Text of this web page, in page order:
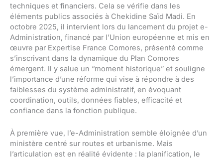
techniques et financiers. Cela se vérifie dans les
éléments publics associés à Chekidine Saïd Madi. En
octobre 2025, il intervient lors du lancement du projet e-
Administration, financé par l’Union européenne et mis en
œuvre par Expertise France Comores, présenté comme
s’inscrivant dans la dynamique du Plan Comores
émergent. Il y salue un “moment historique” et souligne
l’importance d’une réforme qui vise à répondre à des
faiblesses du système administratif, en évoquant
coordination, outils, données fiables, efficacité et
confiance dans la fonction publique.
À première vue, l’e-Administration semble éloignée d’un
ministère centré sur routes et urbanisme. Mais
l’articulation est en réalité évidente : la planification, le